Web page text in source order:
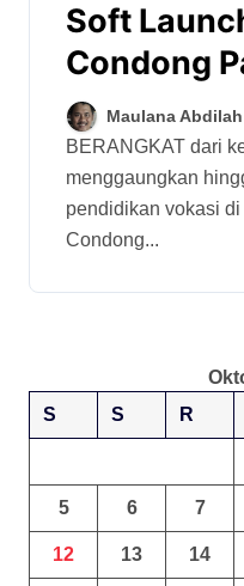
Soft
Condong
Maulana
BERANGKAT dari keinginan untuk
menggaungkan
pendidikan vokasi
Condong...
S
S R
5 6 7
12 13 14